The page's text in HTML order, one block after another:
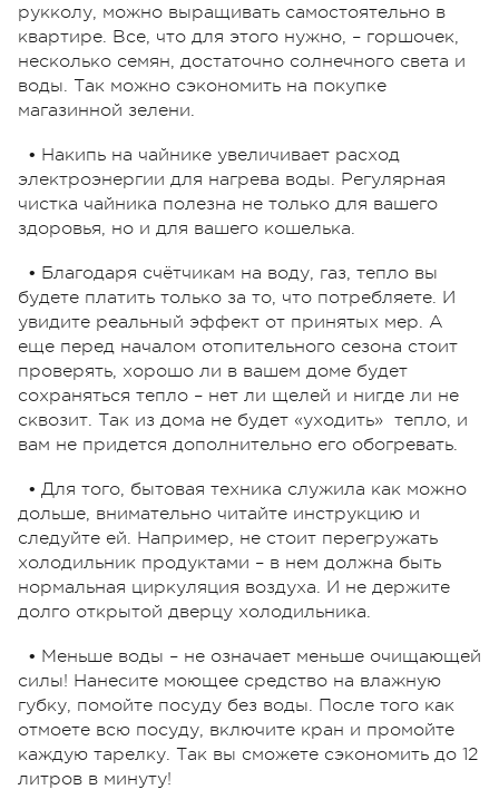
рукколу, можно выращивать самостоятельно в
квартире. Все, что для этого нужно, – горшочек,
несколько семян, достаточно солнечного света и
воды. Так можно сэкономить на покупке
магазинной зелени.
• Накипь на чайнике увеличивает расход
электроэнергии для нагрева воды. Регулярная
чистка чайника полезна не только для вашего
здоровья, но и для вашего кошелька.
• Благодаря счётчикам на воду, газ, тепло вы
будете платить только за то, что потребляете. И
увидите реальный эффект от принятых мер. А
еще перед началом отопительного сезона стоит
проверять, хорошо ли в вашем доме будет
сохраняться тепло – нет ли щелей и нигде ли не
сквозит. Так из дома не будет «уходить» тепло, и
вам не придется дополнительно его обогревать.
• Для того, бытовая техника служила как можно
дольше, внимательно читайте инструкцию и
следуйте ей. Например, не стоит перегружать
холодильник продуктами – в нем должна быть
нормальная циркуляция воздуха. И не держите
долго открытой дверцу холодильника.
• Меньше воды – не означает меньше очищающей
силы! Нанесите моющее средство на влажную
губку, помойте посуду без воды. После того как
отмоете всю посуду, включите кран и промойте
каждую тарелку. Так вы сможете сэкономить до 12
литров в минуту!